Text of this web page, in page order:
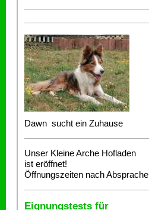
Dawn sucht ein Zuhause
Unser Kleine Arche Hofladen
ist eröffnet!
Öffnungszeiten nach Absprache
Eignungstests für